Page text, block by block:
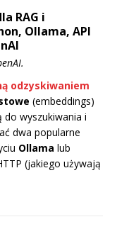
RAG i
Ollama, API
odzyskiwaniem
(embeddings)
wyszukiwania i
dwa popularne
Ollama lub
(jakiego używają